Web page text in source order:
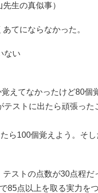
生の真似事）
てにならなかった。
ない
えてなかったけど80個
ストに出たら頑張っ
ら100個覚えよう。そ
ストの点数が30点程だ
85点以上を取る実力を